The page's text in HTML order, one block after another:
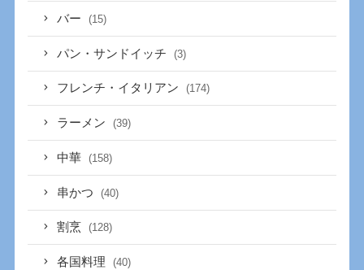
バー (15)
パン・サンドイッチ (3)
フレンチ・イタリアン (174)
ラーメン (39)
中華 (158)
串かつ (40)
割烹 (128)
各国料理 (40)